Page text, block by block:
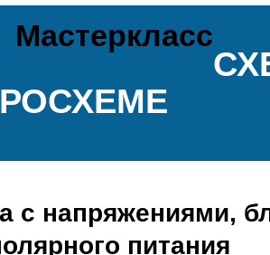
Мастеркласс
с напряжениями,
питания